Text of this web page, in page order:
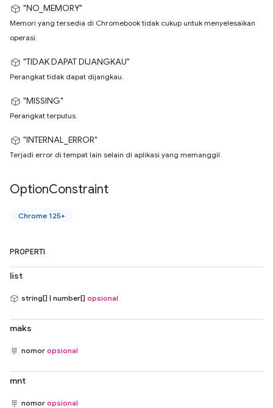
"NO_MEMORY"
Memori yang tersedia di Chromebook tidak cukup untuk menyelesaikan
operasi.
"TIDAK DAPAT DIJANGKAU"
Perangkat tidak dapat dijangkau.
"MISSING"
Perangkat terputus.
"INTERNAL_ERROR"
Terjadi error di tempat lain selain di aplikasi yang memanggil.
OptionConstraint
Chrome 125+
PROPERTI
list
string[] | number[] opsional
maks
nomor opsional
mnt
nomor opsional